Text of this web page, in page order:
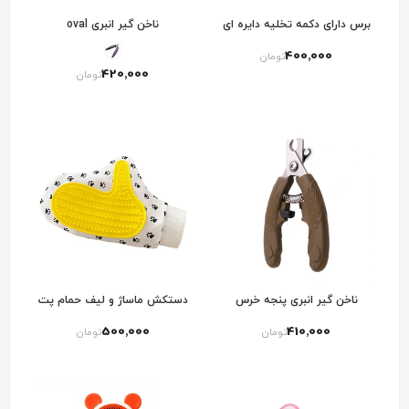
برس دارای دکمه تخلیه دایره ای
400٬000تومان
ناخن گیر انبری oval
420٬000تومان
ناخن گیر انبری پنجه خرس
410٬000تومان
دستکش ماساژ و لیف حمام پت
500٬000تومان